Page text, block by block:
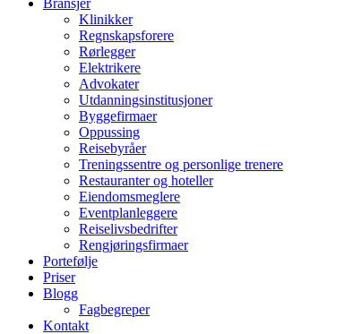
Bransjer
Klinikker
Regnskapsforere
Rørlegger
Elektrikere
Advokater
Utdanningsinstitusjoner
Byggefirmaer
Oppussing
Reisebyråer
Treningssentre og personlige trenere
Restauranter og hoteller
Eiendomsmeglere
Eventplanleggere
Reiselivsbedrifter
Rengjøringsfirmaer
Portefølje
Priser
Blogg
Fagbegreper
Kontakt